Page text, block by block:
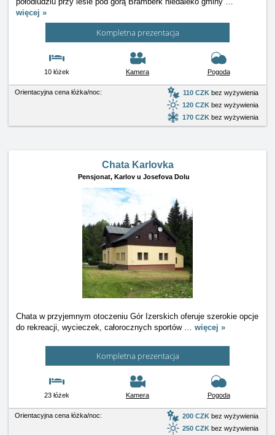
więcej »
Kompletna prezentacja
10 łóżek Kamera Pogoda
Orientacyjna cena łóżka/noc: 110 CZK bez wyżywienia
120 CZK bez wyżywienia
170 CZK bez wyżywienia
Chata Karlovka
Pensjonat, Karlov u Josefova Dolu
Chata w przyjemnym otoczeniu Gór Izerskich oferuje szerokie opcje
do rekreacji, wycieczek, całorocznych sportów … więcej »
Kompletna prezentacja
23 łóżek Kamera Pogoda
Orientacyjna cena łóżka/noc: 200 CZK bez wyżywienia
250 CZK bez wyżywienia